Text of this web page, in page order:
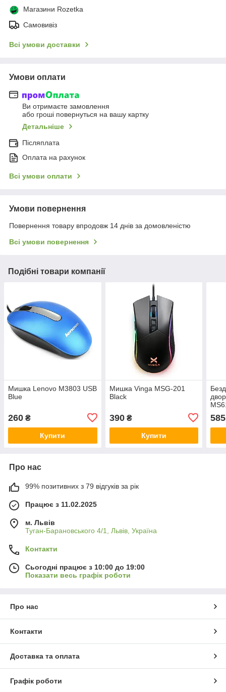
Магазини Rozetka
Самовивіз
Всі умови доставки
Умови оплати
Ви отримаєте замовлення
або гроші повернуться на вашу картку
Детальніше
Післяплата
Оплата на рахунок
Всі умови оплати
Умови повернення
Повернення товару впродовж 14 днів за домовленістю
Всі умови повернення
Подібні товари компанії
Мишка Lenovo M3803 USB
Blue
260 ₴
Купити
Мишка Vinga MSG-201
Black
390₴
Купити
585
Про нас
99% позитивних з 79 відгуків за рік
Працює з 11.02.2025
м. Львів
Туган-Барановського 4/1, Львів, Україна
Контакти
Сьогодні працює з 10:00 до 19:00
Показати весь графік роботи
Про нас
Контакти
Доставка та оплата
Графік роботи